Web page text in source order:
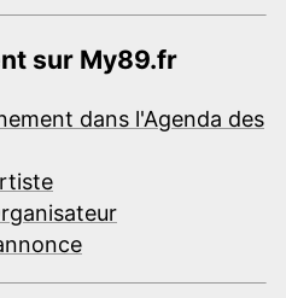
sur My89.fr
dans l'Agenda des